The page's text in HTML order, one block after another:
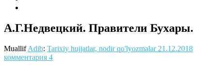
А.Г.Недвецкий. Правители Бухары.
MuallifAdib: Tarixiy hujjatlar, nodir qo'lyozmalar 21.12.2018
комментария 4